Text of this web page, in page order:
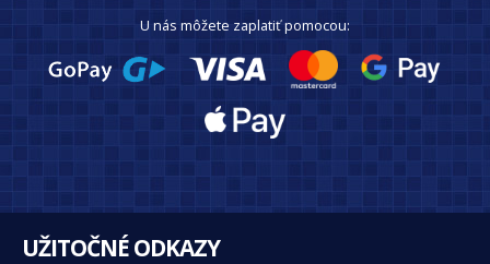
U nás môžete zaplatiť pomocou:
UŽITOČNÉ ODKAZY